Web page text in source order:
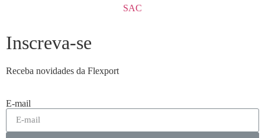
SAC
Inscreva-se
Receba novidades da Flexport
E-mail